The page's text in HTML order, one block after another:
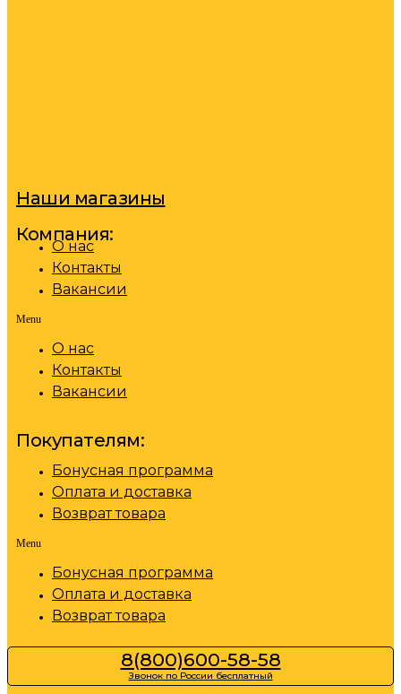
Наши магазины
Компания:
О нас
Контакты
Вакансии
Menu
О нас
Контакты
Вакансии
Покупателям:
Бонусная программа
Оплата и доставка
Возврат товара
Menu
Бонусная программа
Оплата и доставка
Возврат товара
8(800)600-58-58
Звонок по России бесплатный